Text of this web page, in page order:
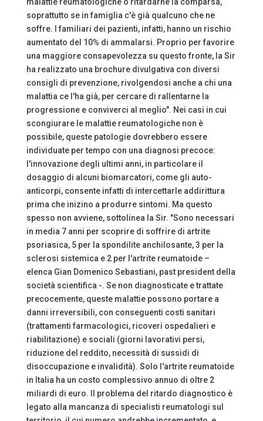
soprattutto se in famiglia c'è già qualcuno che ne
soffre. I familiari dei pazienti, infatti, hanno un rischio
aumentato del 10% di ammalarsi. Proprio per favorire
una maggiore consapevolezza su questo fronte, la Sir
ha realizzato una brochure divulgativa con diversi
consigli di prevenzione, rivolgendosi anche a chi una
malattia ce l'ha già, per cercare di rallentarne la
progressione e conviverci al meglio". Nei casi in cui
scongiurare le malattie reumatologiche non è
possibile, queste patologie dovrebbero essere
individuate per tempo con una diagnosi precoce:
l'innovazione degli ultimi anni, in particolare il
dosaggio di alcuni biomarcatori, come gli auto-
anticorpi, consente infatti di intercettarle addirittura
prima che inizino a produrre sintomi. Ma questo
spesso non avviene, sottolinea la Sir. "Sono necessari
in media 7 anni per scoprire di soffrire di artrite
psoriasica, 5 per la spondilite anchilosante, 3 per la
sclerosi sistemica e 2 per l'artrite reumatoide –
elenca Gian Domenico Sebastiani, past president della
società scientifica -. Se non diagnosticate e trattate
precocemente, queste malattie possono portare a
danni irreversibili, con conseguenti costi sanitari
(trattamenti farmacologici, ricoveri ospedalieri e
riabilitazione) e sociali (giorni lavorativi persi,
riduzione del reddito, necessità di sussidi di
disoccupazione e invalidità). Solo l'artrite reumatoide
in Italia ha un costo complessivo annuo di oltre 2
miliardi di euro. Il problema del ritardo diagnostico è
legato alla mancanza di specialisti reumatologi sul